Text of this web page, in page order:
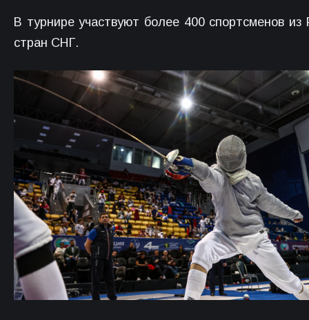
В турнире участвуют более 400 спортсменов из
стран СНГ.